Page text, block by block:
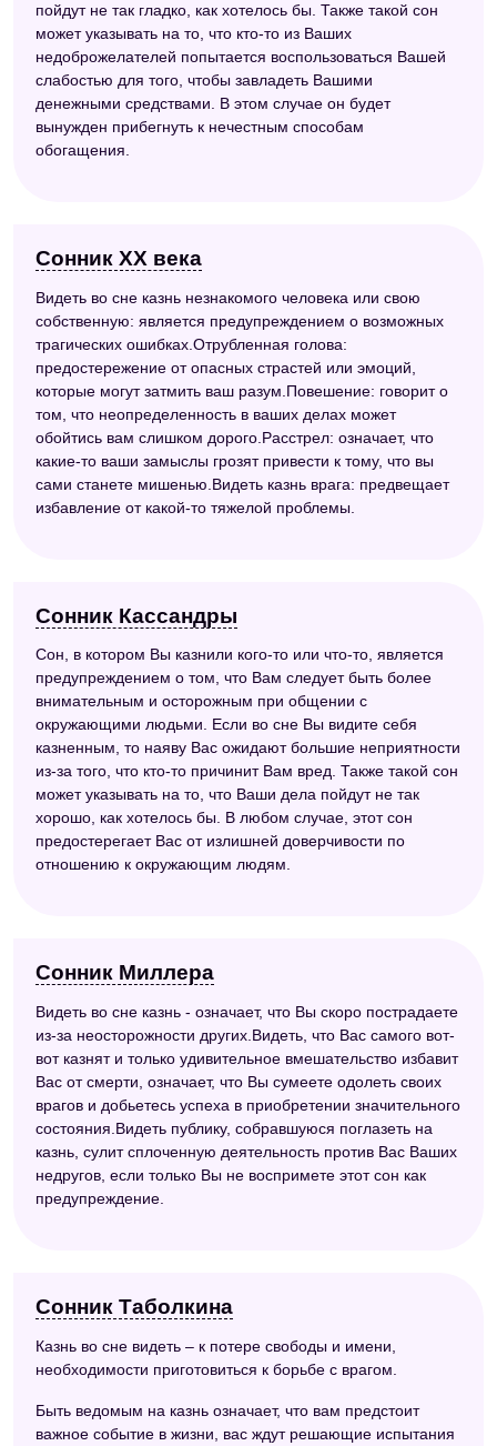
пойдут не так гладко, как хотелось бы. Также такой сон
может указывать на то, что кто-то из Ваших
недоброжелателей попытается воспользоваться Вашей
слабостью для того, чтобы завладеть Вашими
денежными средствами. В этом случае он будет
вынужден прибегнуть к нечестным способам
обогащения.
Сонник ХХ века
Видеть во сне казнь незнакомого человека или свою
собственную: является предупреждением о возможных
трагических ошибках.Отрубленная голова:
предостережение от опасных страстей или эмоций,
которые могут затмить ваш разум.Повешение: говорит о
том, что неопределенность в ваших делах может
обойтись вам слишком дорого.Расстрел: означает, что
какие-то ваши замыслы грозят привести к тому, что вы
сами станете мишенью.Видеть казнь врага: предвещает
избавление от какой-то тяжелой проблемы.
Сонник Кассандры
Сон, в котором Вы казнили кого-то или что-то, является
предупреждением о том, что Вам следует быть более
внимательным и осторожным при общении с
окружающими людьми. Если во сне Вы видите себя
казненным, то наяву Вас ожидают большие неприятности
из-за того, что кто-то причинит Вам вред. Также такой сон
может указывать на то, что Ваши дела пойдут не так
хорошо, как хотелось бы. В любом случае, этот сон
предостерегает Вас от излишней доверчивости по
отношению к окружающим людям.
Сонник Миллера
Видеть во сне казнь - означает, что Вы скоро пострадаете
из-за неосторожности других.Видеть, что Вас самого вот-
вот казнят и только удивительное вмешательство избавит
Вас от смерти, означает, что Вы сумеете одолеть своих
врагов и добьетесь успеха в приобретении значительного
состояния.Видеть публику, собравшуюся поглазеть на
казнь, сулит сплоченную деятельность против Вас Ваших
недругов, если только Вы не воспримете этот сон как
предупреждение.
Сонник Таболкина
Казнь во сне видеть – к потере свободы и имени,
необходимости приготовиться к борьбе с врагом.
Быть ведомым на казнь означает, что вам предстоит
важное событие в жизни, вас ждут решающие испытания